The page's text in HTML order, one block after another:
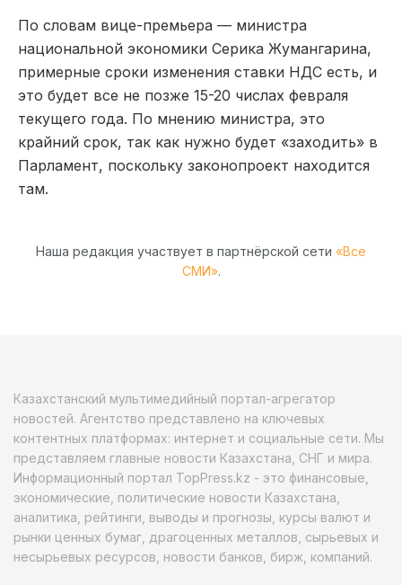
По словам вице-премьера — министра
национальной экономики Серика Жумангарина,
примерные сроки изменения ставки НДС есть, и
это будет все не позже 15-20 числах февраля
текущего года. По мнению министра, это
крайний срок, так как нужно будет «заходить» в
Парламент, поскольку законопроект находится
там.
Наша редакция участвует в партнёрской сети «Все
СМИ».
Казахстанский мультимедийный портал-агрегатор
новостей. Агентство представлено на ключевых
контентных платформах: интернет и социальные сети. Мы
представляем главные новости Казахстана, СНГ и мира.
Информационный портал TopPress.kz - это финансовые,
экономические, политические новости Казахстана,
аналитика, рейтинги, выводы и прогнозы, курсы валют и
рынки ценных бумаг, драгоценных металлов, сырьевых и
несырьевых ресурсов, новости банков, бирж, компаний.